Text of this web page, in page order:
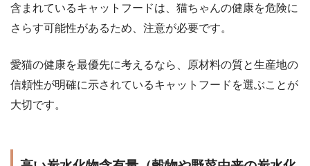
含まれているキャットフードは、猫ちゃんの健康を危険に
さらす可能性があるため、注意が必要です。
愛猫の健康を最優先に考えるなら、原材料の質と生産地の
信頼性が明確に示されているキャットフードを選ぶことが
大切です。